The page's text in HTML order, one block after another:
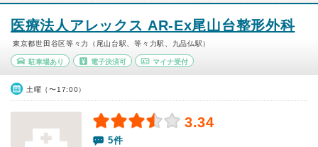
医療法人アレックス AR-Ex尾山台整形外科
東京都世田谷区等々力（尾山台駅、等々力駅、九品仏駅）
駐車場あり 電子決済可 マイナ受付
土曜（〜17:00）
3.34
5件